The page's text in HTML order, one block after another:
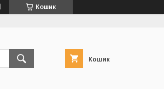
Кошик
Кошик